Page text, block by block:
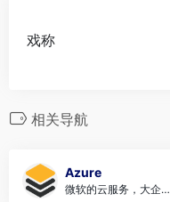
戏称
相关导航
Azure
微软的云服务，大企业